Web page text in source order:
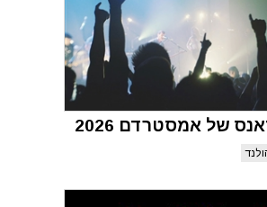
של אמסטרדם 2026